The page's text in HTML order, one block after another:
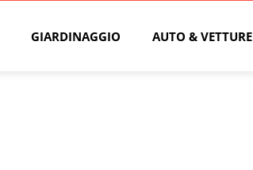
GIARDINAGGIO AUTO & VETTURE